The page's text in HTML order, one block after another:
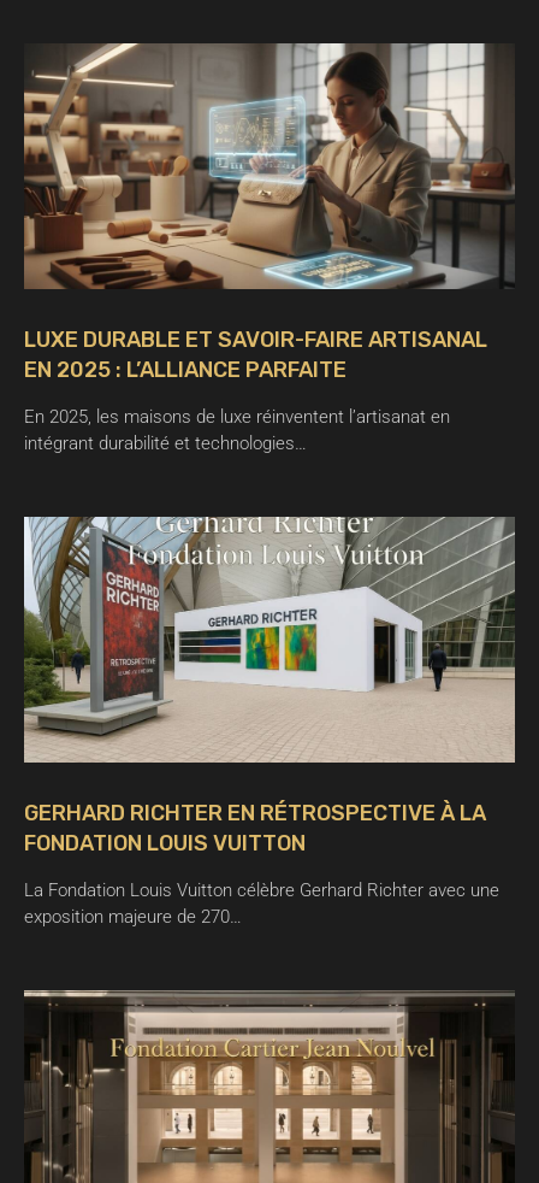
LUXE DURABLE ET SAVOIR-FAIRE ARTISANAL
EN 2025 : L’ALLIANCE PARFAITE
En 2025, les maisons de luxe réinventent l’artisanat en
intégrant durabilité et technologies…
GERHARD RICHTER EN RÉTROSPECTIVE À LA
FONDATION LOUIS VUITTON
La Fondation Louis Vuitton célèbre Gerhard Richter avec une
exposition majeure de 270…